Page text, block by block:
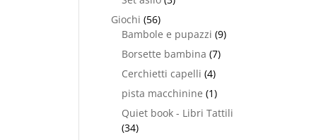
Giochi (56)
Bambole e pupazzi (9)
Borsette bambina (7)
Cerchietti capelli (4)
pista macchinine (1)
Quiet book - Libri Tattili
(34)